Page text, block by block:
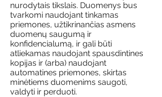
nurodytais tikslais. Duomenys bus
tvarkomi naudojant tinkamas
priemones, užtikrinančias asmens
duomenų saugumą ir
konfidencialumą, ir gali būti
atliekamas naudojant spausdintines
kopijas ir (arba) naudojant
automatines priemones, skirtas
minėtiems duomenims saugoti,
valdyti ir perduoti.